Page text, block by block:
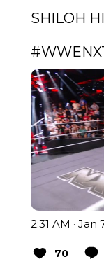
SHILOH
2:31 AM · Jan
70